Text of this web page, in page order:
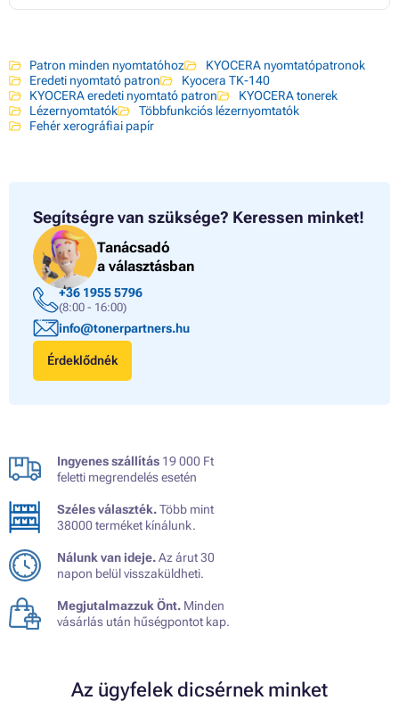
Patron minden nyomtatóhoz
KYOCERA nyomtatópatronok
Eredeti nyomtató patron
Kyocera TK-140
KYOCERA eredeti nyomtató patron
KYOCERA tonerek
Lézernyomtatók
Többfunkciós lézernyomtatók
Fehér xerográfiai papír
Segítségre van szüksége? Keressen minket!
Tanácsadó
a választásban
+36 1955 5796
(8:00 - 16:00)
info@tonerpartners.hu
Érdeklődnék
Ingyenes szállítás 19 000 Ft
feletti megrendelés esetén
Széles választék.Több mint
38000 terméket kínálunk.
Nálunk van ideje.Az árut 30
napon belül visszaküldheti.
Megjutalmazzuk Önt. Minden
vásárlás után hűségpontot kap.
Az ügyfelek dicsérnek minket